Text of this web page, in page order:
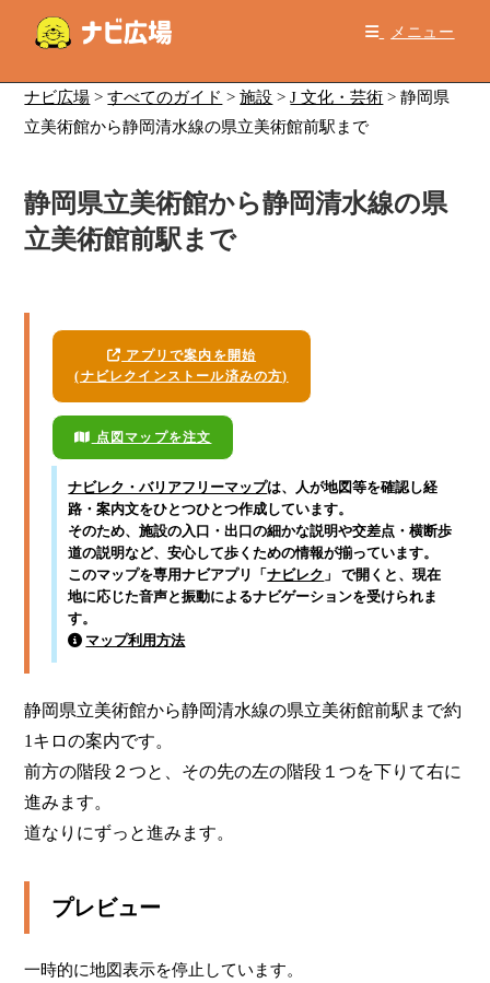
メニュー
ナビ広場 >すべてのガイド >施設 >J 文化・芸術 >静岡県
立美術館から静岡清水線の県立美術館前駅まで
静岡県立美術館から静岡清水線の県
立美術館前駅まで
アプリで案内を開始
(ナビレクインストール済みの方)
点図マップを注文
ナビレク・バリアフリーマップは、人が地図等を確認し経
路・案内文をひとつひとつ作成しています。
そのため、施設の入口・出口の細かな説明や交差点・横断歩
道の説明など、安心して歩くための情報が揃っています。
このマップを専用ナビアプリ「ナビレク 」 で開くと、現在
地に応じた音声と振動によるナビゲーションを受けられま
す。
マップ利用方法
静岡県立美術館から静岡清水線の県立美術館前駅まで約
1キロの案内です。
前方の階段２つと、その先の左の階段１つを下りて右に
進みます。
道なりにずっと進みます。
プレビュー
一時的に地図表示を停止しています。